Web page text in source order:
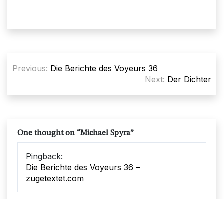
Previous: Die Berichte des Voyeurs 36
Next: Der Dichter
One thought on “Michael Spyra”
Pingback:
Die Berichte des Voyeurs 36 –
zugetextet.com